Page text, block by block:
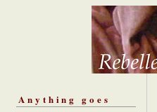
Anything goes